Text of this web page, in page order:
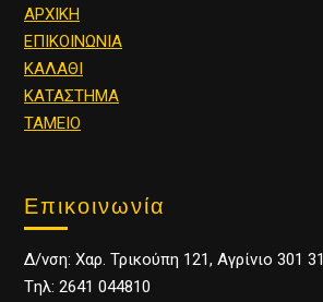
ΑΡΧΙΚΗ
ΕΠΙΚΟΙΝΩΝΙΑ
ΚΑΛΑΘΙ
ΚΑΤΑΣΤΗΜΑ
ΤΑΜΕΙΟ
Επικοινωνία
Δ/νση: Χαρ. Τρικούπη 121, Αγρίνιο 301 31
Tηλ: 2641 044810